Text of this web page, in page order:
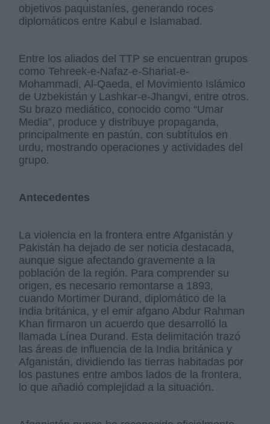
objetivos paquistaníes, generando roces
diplomáticos entre Kabul e Islamabad.
Entre los aliados del TTP se encuentran grupos
como Tehreek-e-Nafaz-e-Shariat-e-
Mohammadi, Al-Qaeda, el Movimiento Islámico
de Uzbekistán y Lashkar-e-Jhangvi, entre otros.
Su brazo mediático, conocido como “Umar
Media”, produce y distribuye propaganda,
principalmente en pastún, con subtítulos en
urdu, mostrando operaciones y actividades del
grupo.
Antecedentes
La violencia en la frontera entre Afganistán y
Pakistán ha dejado de ser noticia destacada,
aunque sigue afectando gravemente a la
población de la región. Para comprender su
origen, es necesario remontarse a 1893,
cuando Mortimer Durand, diplomático de la
India británica, y el emir afgano Abdur Rahman
Khan firmaron un acuerdo que desarrolló la
llamada Línea Durand. Esta delimitación trazó
las áreas de influencia de la India británica y
Afganistán, dividiendo las tierras habitadas por
los pastunes entre ambos lados de la frontera,
lo que añadió complejidad a la situación.